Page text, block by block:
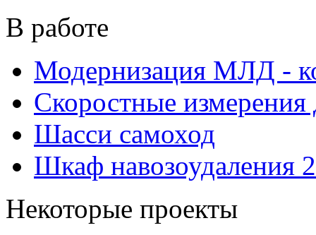
В работе
Модернизация МЛД -
Скоростные измерения
Шасси самоход
Шкаф навозоудаления
Некоторые проекты